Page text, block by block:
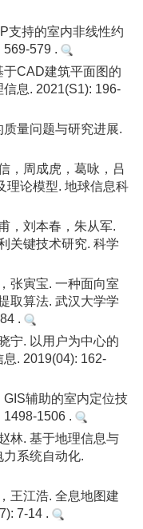
支持的室内非线性约
569-579 .
CAD建筑平面图的
息. 2021(S1): 196-
量问题与研究进展.
，周成虎，葛咏，吕
理论模型. 地球信息科
，刘本春，朱从军.
关键技术研究. 科学
张寅宝. 一种面向室
取算法. 武汉大学学
.
宁. 以用户为中心的
. 2019(04): 162-
辅助的室内定位技
1498-1506 .
林. 基于地理信息与
系统自动化.
王江浩. 全息地图建
7-14 .